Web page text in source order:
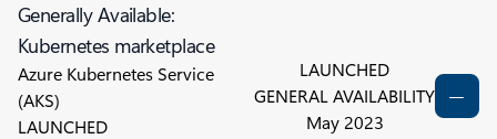
Generally Available:
Kubernetes marketplace
Azure Kubernetes Service
(AKS)
LAUNCHED
LAUNCHED
GENERAL AVAILABILITY
May 2023